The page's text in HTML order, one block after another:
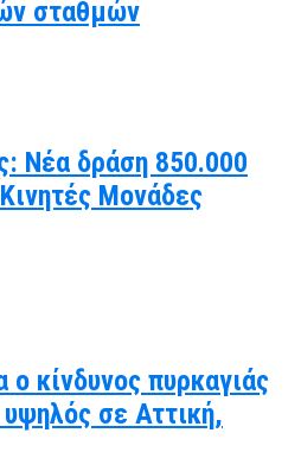
σταθμών
Νέα δράση 850.000
Μονάδες
κίνδυνος πυρκαγιάς
σε Αττική,